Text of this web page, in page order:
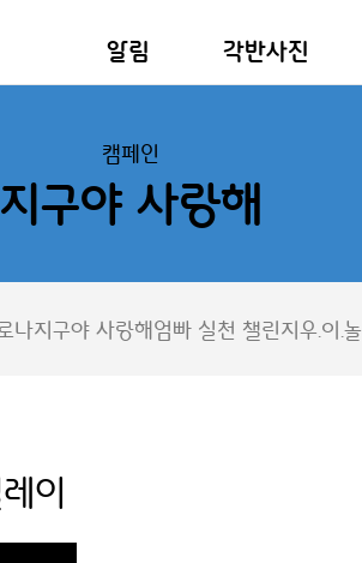
알림 각반사진
캠페인
지구야 사랑해
나지구야 사랑해엄빠 실천 챌린지우.이.놀
이